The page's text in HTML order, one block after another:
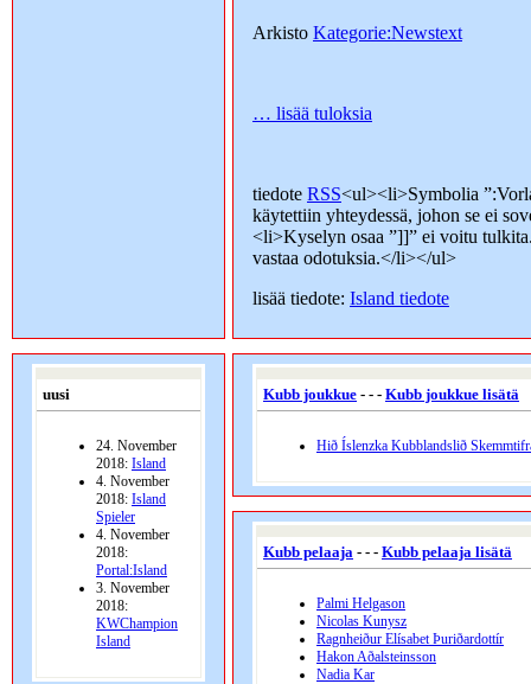
Arkisto Kategorie:Newstext
… lisää tuloksia
tiedote RSS<ul><li>Symbolia
käytettiin yhteydessä, johon se ei
<li>Kyselyn osaa ”]]” ei voitu
vastaa odotuksia.</li></ul>
lisää tiedote: Island tiedote
uusi
24. November
2018: Island
4. November
2018: Island
Spieler
4. November
2018:
Portal:Island
3. November
2018:
KWChampion
Island
Kubb joukkue - - - Kubb joukkue lisätä
Hið Íslenzka Kubblandslið
Kubb pelaaja - - - Kubb pelaaja lisätä
Palmi Helgason
Nicolas Kunysz
Ragnheiður Elísabet Þuriðardottír
Hakon Aðalsteinsson
Nadia Kar